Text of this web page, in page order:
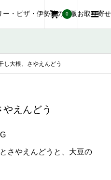
0
し大根、さやえんどう
えんどう
さやえんどうと、大豆の